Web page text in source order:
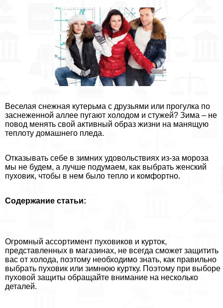
Веселая снежная кутерьма с друзьями или прогулка по
заснеженной аллее пугают холодом и стужей? Зима – не
повод менять свой активный образ жизни на манящую
теплоту домашнего пледа.
Отказывать себе в зимних удовольствиях из-за мороза
мы не будем, а лучше подумаем, как выбрать женский
пуховик, чтобы в нем было тепло и комфортно.
Содержание статьи:
Огромный ассортимент пуховиков и курток,
представленных в магазинах, не всегда сможет защитить
вас от холода, поэтому необходимо знать, как правильно
выбрать пуховик или зимнюю куртку. Поэтому при выборе
пуховой защиты обращайте внимание на несколько
деталей.